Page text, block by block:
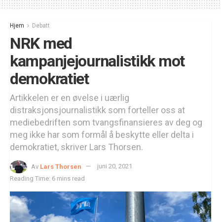
Hjem Debatt
NRK med
kampanjejournalistikk mot
demokratiet
Artikkelen er en øvelse i uærlig
distraksjonsjournalistikk som forteller oss at
mediebedriften som tvangsfinansieres av deg og
meg ikke har som formål å beskytte eller delta i
demokratiet, skriver Lars Thorsen.
Av Lars Thorsen
juni 20, 2021
Reading Time: 6 mins read